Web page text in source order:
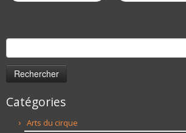
Rechercher :
Catégories
Arts du cirque